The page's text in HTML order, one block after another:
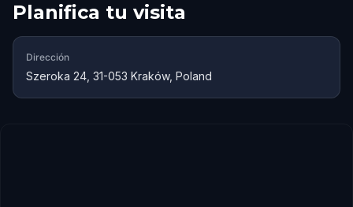
Planifica tu visita
Dirección
Szeroka 24, 31-053 Kraków, Poland